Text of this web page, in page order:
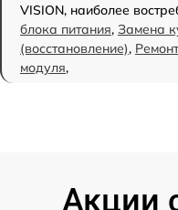
VISION, наиболее
блока питания, Замена
(восстановление),
модуля,
Акции